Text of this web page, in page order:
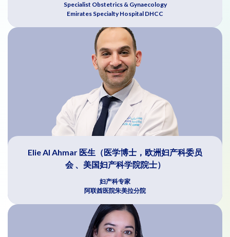
Specialist Obstetrics & Gynaecology
Emirates Specialty Hospital DHCC
Elie Al Ahmar 医生（医学博士，欧洲妇产科委员
会 、美国妇产科学院院士）
妇产科专家
阿联酋医院朱美拉分院